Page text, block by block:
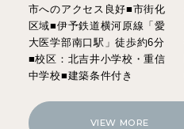
市へのアクセス良好■市街化
区域■伊予鉄道横河原線「愛
大医学部南口駅」徒歩約6分
■校区：北吉井小学校・重信
中学校■建築条件付き
VIEW MORE